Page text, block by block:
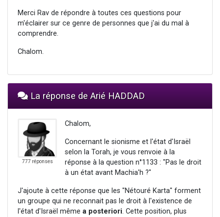
Merci Rav de répondre à toutes ces questions pour
m'éclairer sur ce genre de personnes que j'ai du mal à
comprendre.
Chalom.
La réponse de Arié HADDAD
777 réponses
Chalom,
Concernant le sionisme et l'état d'Israël
selon la Torah, je vous renvoie à la
réponse à la question n°1133 : "Pas le droit
à un état avant Machia'h ?"
J'ajoute à cette réponse que les "Nétouré Karta" forment
un groupe qui ne reconnait pas le droit à l'existence de
l'état d'Israël même a posteriori. Cette position, plus